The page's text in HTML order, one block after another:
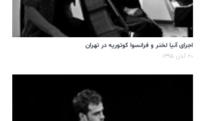
اجرای آنیا لخنر و فرانسوا کوتوریه در تهران
۲۰ آبان ۱۳۹۵